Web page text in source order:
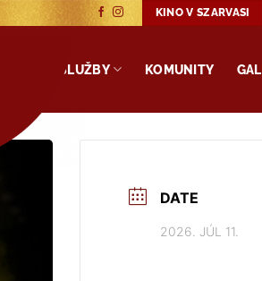
KINO V SZARVASI
NAŠE SLUŽBY KOMUNITY
DATE
2026. JÚL 11.